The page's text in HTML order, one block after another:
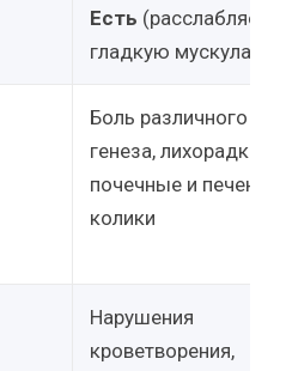
Есть (расслабляет
гладкую
Боль различного
генеза, лихорадка,
почечные и
колики
Нарушения
кроветворения,